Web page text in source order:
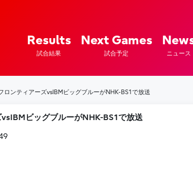
Results
試合結果
Next Games
試合予定 ニュース
ロンティアーズvsIBMビッグブルーがNHK-BS1で放送
ビッグブルーがNHK-BS1で放送